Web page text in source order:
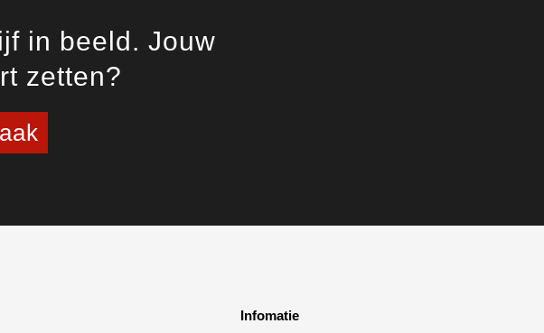
in beeld. Jouw
zetten?
Infomatie